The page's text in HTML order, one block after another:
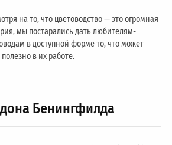
на то, что цветоводство — это огромная
мы постарались дать любителям-
в доступной форме то, что может
в их работе.
Бенингфилда